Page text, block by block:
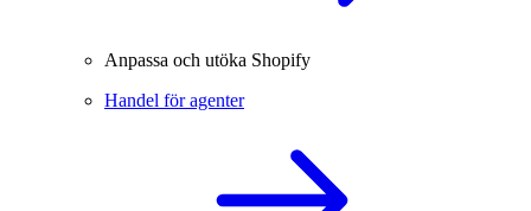
Anpassa och utöka Shopify
Handel för agenter